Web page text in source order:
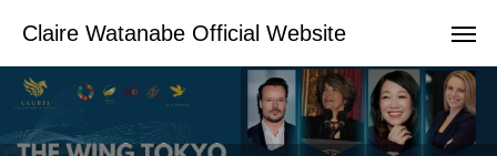
Claire Watanabe Official Website